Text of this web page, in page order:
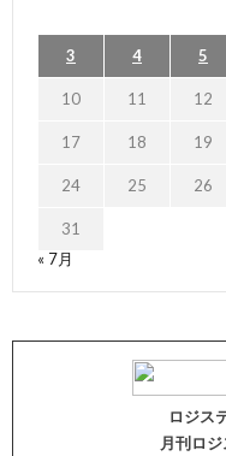
3 4 5
10 11 12
17 18 19
24 25 26
31
« 7月
ロジス
月刊ロ